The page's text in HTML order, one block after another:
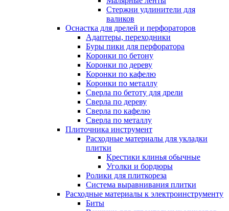
Стержни удлинители для
валиков
Оснастка для дрелей и перфораторов
Адаптеры, переходники
Буры пики для перфоратора
Коронки по бетону
Коронки по дереву
Коронки по кафелю
Коронки по металлу
Сверла по бетоту для дрели
Сверла по дереву
Сверла по кафелю
Сверла по металлу
Плиточника инструмент
Расходные материалы для укладки
плитки
Крестики клинья обычные
Уголки и бордюры
Ролики для плиткореза
Система выравнивания плитки
Расходные материалы к электроинструменту
Биты